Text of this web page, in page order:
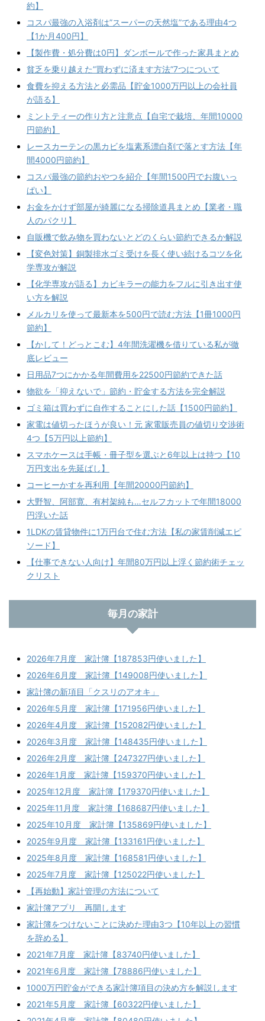
約】
コスパ最強の入浴剤は”スーパーの天然塩”である理由4つ
【1か月400円】
【製作費・処分費は0円】ダンボールで作った家具まとめ
貧乏を乗り越えた”買わずに済ます方法”7つについて
食費を抑える方法と必需品【貯金1000万円以上の会社員
が語る】
ミントティーの作り方と注意点【自宅で栽培、年間10000
円節約】
レースカーテンの黒カビを塩素系漂白剤で落とす方法【年
間4000円節約】
コスパ最強の節約おやつを紹介【年間1500円でお腹いっ
ぱい】
お金をかけず部屋が綺麗になる掃除道具まとめ【業者・職
人のパクリ】
自販機で飲み物を買わないとどのくらい節約できるか解説
【変色対策】銅製排水ゴミ受けを長く使い続けるコツを化
学専攻が解説
【化学専攻が語る】カビキラーの能力をフルに引き出す使
い方を解説
メルカリを使って最新本を500円で読む方法【1冊1000円
節約】
【かして！どっとこむ】4年間洗濯機を借りている私が徹
底レビュー
日用品7つにかかる年間費用を22500円節約できた話
物欲を「抑えないで」節約・貯金する方法を完全解説
ゴミ箱は買わずに自作することにした話【1500円節約】
家電は値切ったほうが良い！元 家電販売員の値切り交渉術
4つ【5万円以上節約】
スマホケースは手帳・冊子型を選ぶと6年以上は持つ【10
万円支出を先延ばし】
コーヒーかすを再利用【年間20000円節約】
大野智、阿部寛、有村架純も…セルフカットで年間18000
円浮いた話
1LDKの賃貸物件に1万円台で住む方法【私の家賃削減エピ
ソード】
【仕事できない人向け】年間80万円以上浮く節約術チェッ
クリスト
毎月の家計
2026年7月度 家計簿【187853円使いました】
2026年6月度 家計簿【149008円使いました】
家計簿の新項目「クスリのアオキ」
2026年5月度 家計簿【171956円使いました】
2026年4月度 家計簿【152082円使いました】
2026年3月度 家計簿【148435円使いました】
2026年2月度 家計簿【247327円使いました】
2026年1月度 家計簿【159370円使いました】
2025年12月度 家計簿【179370円使いました】
2025年11月度 家計簿【168687円使いました】
2025年10月度 家計簿【135869円使いました】
2025年9月度 家計簿【133161円使いました】
2025年8月度 家計簿【168581円使いました】
2025年7月度 家計簿【125022円使いました】
【再始動】家計管理の方法について
家計簿アプリ 再開します
家計簿をつけないことに決めた理由3つ【10年以上の習慣
を辞める】
2021年7月度 家計簿【83740円使いました】
2021年6月度 家計簿【78886円使いました】
1000万円貯金ができる家計簿項目の決め方を解説します
2021年5月度 家計簿【60322円使いました】